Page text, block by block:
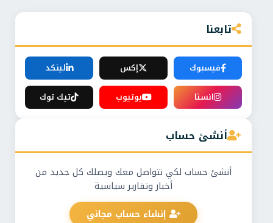
تابعنا
فيسبوك إكس
لينكد
انستا
يوتيوب تيك توك
أنشئ حساب
أنشئ حساب لكي نتواصل معك ويصلك كل جديد من
أخبار وتقارير سياسية
إنشاء حساب مجاني